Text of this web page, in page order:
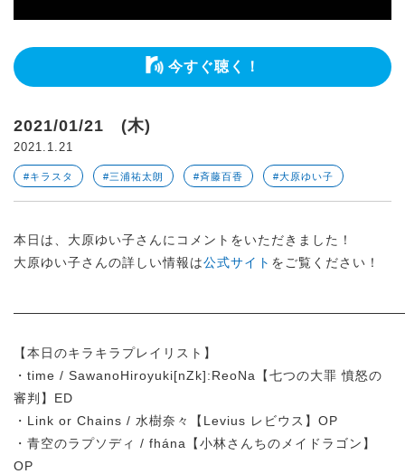
今すぐ聴く！
2021/01/21 (木)
2021.1.21
#キラスタ #三浦祐太朗 #斉藤百香 #大原ゆい子
本日は、大原ゆい子さんにコメントをいただきました！
大原ゆい子さんの詳しい情報は公式サイト をご覧ください！
【本日のキラキラプレイリスト】
・time / SawanoHiroyuki[nZk]:ReoNa【七つの大罪 憤怒の
審判】ED
・Link or Chains / 水樹奈々【Levius レビウス】OP
・青空のラプソディ / fhána【小林さんちのメイドラゴン】
OP